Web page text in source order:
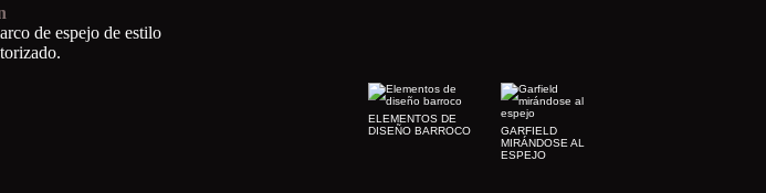
de espejo de estilo
GARFIELD
MIRÁNDOSE AL
ESPEJO
ELEMENTOS DE
DISEÑO BARROCO